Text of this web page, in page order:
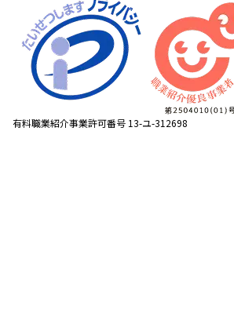
有料職業紹介事業許可番号 13-ユ-312698